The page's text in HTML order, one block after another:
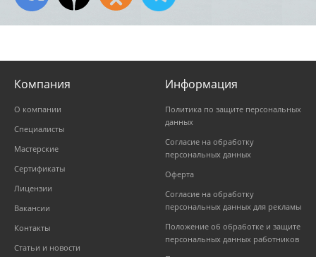
Компания
О компании
Специалисты
Мастерские
Сертификаты
Лицензии
Вакансии
Контакты
Статьи и новости
Информация
Политика по защите персональных
данных
Согласие на обработку
персональных данных
Оферта
Согласие на обработку
персональных данных для рекламы
Положение об обработке и защите
персональных данных работников